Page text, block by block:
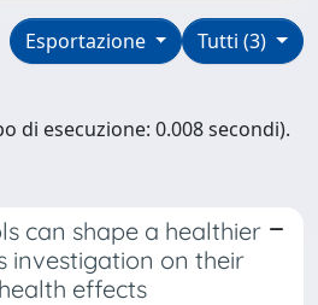
Tutti (3)
Esportazione
di esecuzione: 0.008 secondi).
can shape a healthier
investigation on their
effects